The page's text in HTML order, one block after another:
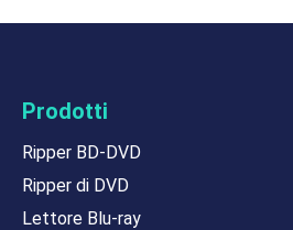
Prodotti
Ripper BD-DVD
Ripper di DVD
Lettore Blu-ray